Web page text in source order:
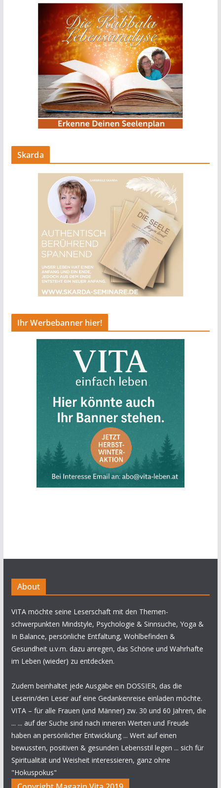
Skarda
Ihr Werbebanner hier!
About
VITA möchte seine Leserschaft mit den Themen-
schwerpunkten Mindstyle, Psychologie & Sinnsuche, Yoga &
In Balance, persönliche Entfaltung, Wohlbefinden &
Gesundheit u.v.m. dazu anregen, das Schöne und Wahrhafte
im Leben (wieder) zu entdecken.
Zudem beinhaltet jede Ausgabe ein DOSSIER, das die
Leserin/den Leser auf eine Gedankenreise einladen möchte.
VITA – für alle Frauen (und Männer) zw. 30 und 60 Jahren, die
... ... auf der Suche sind nach inneren Werten und Freude
haben an persönlicher Entwicklung ... Wert auf einen
bewussten, positiven & gesunden Lebensstil legen ... sich für
Spiritualität und Weisheit interessieren, ganz ohne
"Hokuspokus"